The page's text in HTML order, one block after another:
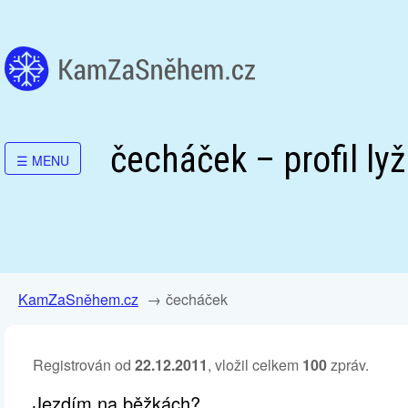
☰ MENU čecháček – profil
KamZaSněhem.cz čecháček
Registrován od 22.12.2011, vložil celkem 100zpráv.